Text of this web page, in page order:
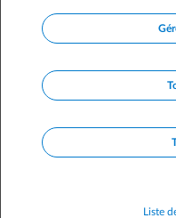
element-contract-inspect Nouvelle
retrouvez
element-handout
submergé
Liste